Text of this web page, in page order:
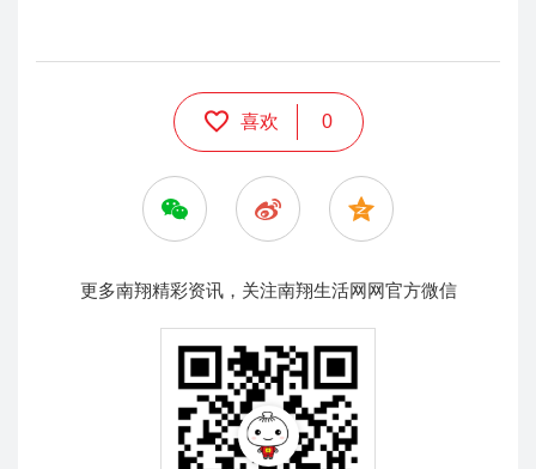
喜欢 0
更多南翔精彩资讯，关注南翔生活网网官方微信